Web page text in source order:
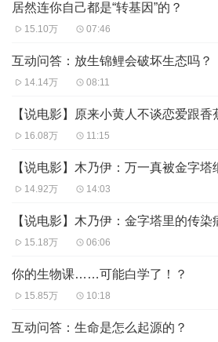
居然连你自己都是“转基因”的？
15.10万 07:46
互动问答：放生锦鲤会破坏生态吗？
14.14万 08:11
【说电影】原来小黄人不谈恋爱跟香
16.08万 11:15
14.92万 14:03
【说电影】木乃伊：金字塔里的传染
15.18万 06:06
你的生物课……可能白学了！？
15.85万 10:18
互动问答：生命是怎么起源的？